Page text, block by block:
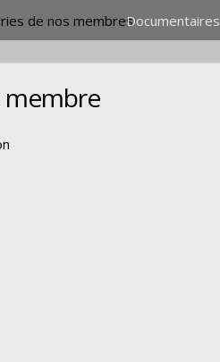
de nos membresDocumentaires
membre